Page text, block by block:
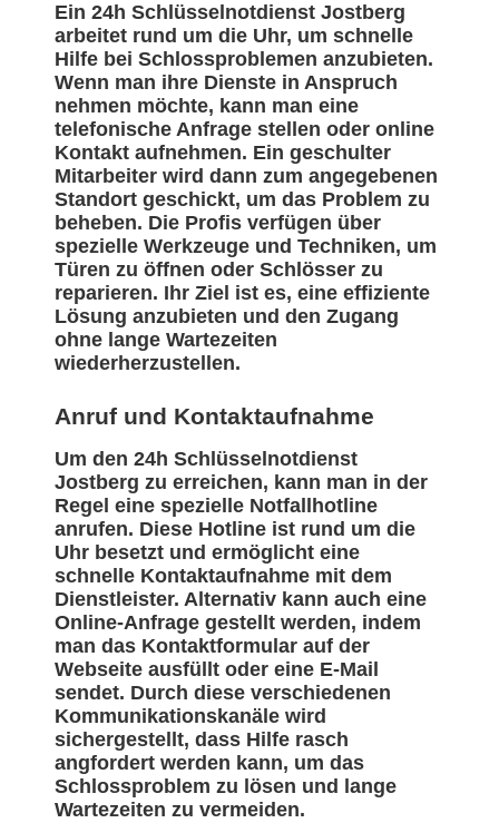
Ein 24h Schlüsselnotdienst Jostberg
arbeitet rund um die Uhr, um schnelle
Hilfe bei Schlossproblemen anzubieten.
Wenn man ihre Dienste in Anspruch
nehmen möchte, kann man eine
telefonische Anfrage stellen oder online
Kontakt aufnehmen. Ein geschulter
Mitarbeiter wird dann zum angegebenen
Standort geschickt, um das Problem zu
beheben. Die Profis verfügen über
spezielle Werkzeuge und Techniken, um
Türen zu öffnen oder Schlösser zu
reparieren. Ihr Ziel ist es, eine effiziente
Lösung anzubieten und den Zugang
ohne lange Wartezeiten
wiederherzustellen.
Anruf und Kontaktaufnahme
Um den 24h Schlüsselnotdienst
Jostberg zu erreichen, kann man in der
Regel eine spezielle Notfallhotline
anrufen. Diese Hotline ist rund um die
Uhr besetzt und ermöglicht eine
schnelle Kontaktaufnahme mit dem
Dienstleister. Alternativ kann auch eine
Online-Anfrage gestellt werden, indem
man das Kontaktformular auf der
Webseite ausfüllt oder eine E-Mail
sendet. Durch diese verschiedenen
Kommunikationskanäle wird
sichergestellt, dass Hilfe rasch
angfordert werden kann, um das
Schlossproblem zu lösen und lange
Wartezeiten zu vermeiden.